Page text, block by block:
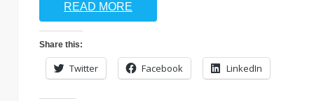
READ MORE
Share this:
Twitter Facebook LinkedIn